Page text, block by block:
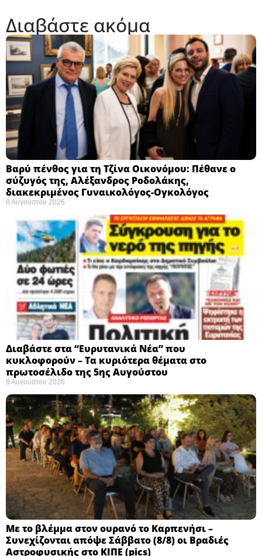
Διαβάστε ακόμα
Βαρύ πένθος για τη Τζίνα Οικονόμου: Πέθανε ο
σύζυγός της, Αλέξανδρος Ροδολάκης,
διακεκριμένος Γυναικολόγος-Ογκολόγος
8 Αυγούστου 2026
Διαβάστε στα “Ευρυτανικά Νέα” που
κυκλοφορούν – Τα κυριότερα θέματα στο
πρωτοσέλιδο της 5ης Αυγούστου
8 Αυγούστου 2026
Με το βλέμμα στον ουρανό το Καρπενήσι –
Συνεχίζονται απόψε Σάββατο (8/8) οι Βραδιές
Αστροφυσικής στο ΚΙΠΕ (pics)